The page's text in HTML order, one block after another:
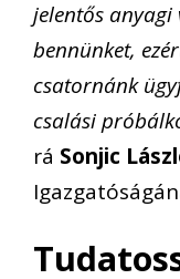
jelentős anyagi
bennünket,
csatornánk
csalási
rá Sonjic